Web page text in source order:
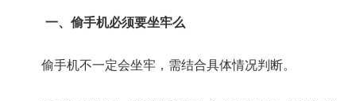
一、偷手机必须要坐牢么
偷手机不一定会坐牢，需结合具体情况判断。